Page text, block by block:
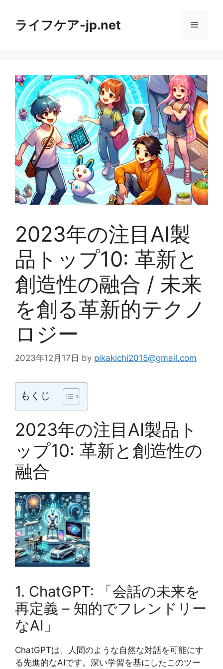
ライフケア-jp.net メ
ュ
ー
2023年の注目AI製
品トップ10: 革新と
創造性の融合 / 未来
を創る革新的テクノ
ロジー
2023年12月17日 by pikakichi2015@gmail.com
もくじ
2023年の注目AI製品ト
ップ10: 革新と創造性の
融合
1. ChatGPT: 「会話の未来を
再定義 – 知的でフレンドリー
なAI」
ChatGPTは、人間のような自然な対話を可能にす
る先進的なAIです。深い学習を基にしたこのツー